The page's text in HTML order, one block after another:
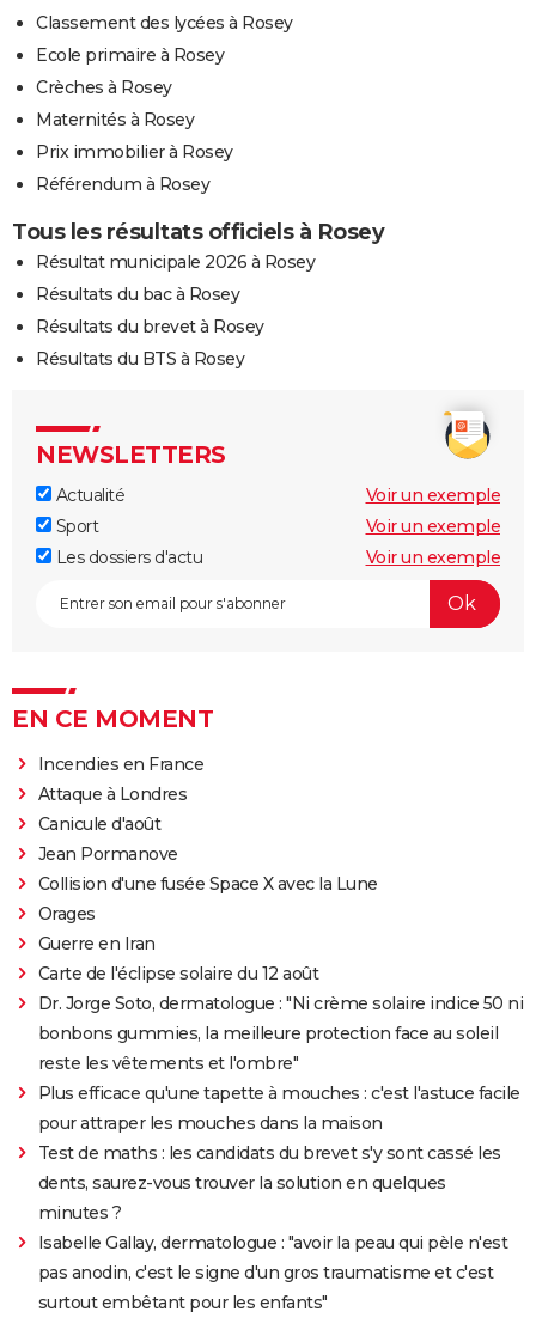
Classement des lycées à Rosey
Ecole primaire à Rosey
Crèches à Rosey
Maternités à Rosey
Prix immobilier à Rosey
Référendum à Rosey
Tous les résultats officiels à Rosey
Résultat municipale 2026 à Rosey
Résultats du bac à Rosey
Résultats du brevet à Rosey
Résultats du BTS à Rosey
NEWSLETTERS
Actualité
Voir un exemple
Sport
Voir un exemple
Les dossiers d'actu
Voir un exemple
EN CE MOMENT
Incendies en France
Attaque à Londres
Canicule d'août
Jean Pormanove
Collision d'une fusée Space X avec la Lune
Orages
Guerre en Iran
Carte de l'éclipse solaire du 12 août
Dr. Jorge Soto, dermatologue : "Ni crème solaire indice 50 ni
bonbons gummies, la meilleure protection face au soleil
reste les vêtements et l'ombre"
Plus efficace qu'une tapette à mouches : c'est l'astuce facile
pour attraper les mouches dans la maison
Test de maths : les candidats du brevet s'y sont cassé les
dents, saurez-vous trouver la solution en quelques
minutes ?
Isabelle Gallay, dermatologue : "avoir la peau qui pèle n'est
pas anodin, c'est le signe d'un gros traumatisme et c'est
surtout embêtant pour les enfants"